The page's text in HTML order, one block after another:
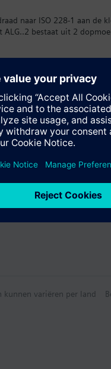
naar ISO 228-1 aan de
ALG..2 bestaat uit 2
schroefdraad
samenvatting
variëren per land